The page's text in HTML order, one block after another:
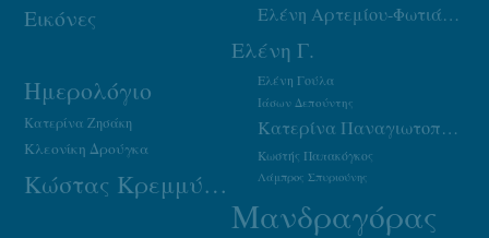
Εικόνες Ελένη Αρτεμίου-Φωτιάδου
Ελένη Γ.
Ελένη Γούλα
Ημερολόγιο Ιάσων Δεπούντης
Κατερίνα Ζησάκη Κατερίνα Παναγιωτοπούλου
Κλεονίκη Δρούγκα Κωστής Παπακόγκος
Κώστας Κρεμμύδας Λάμπρος Σπυριούνης
Μανδραγόρας